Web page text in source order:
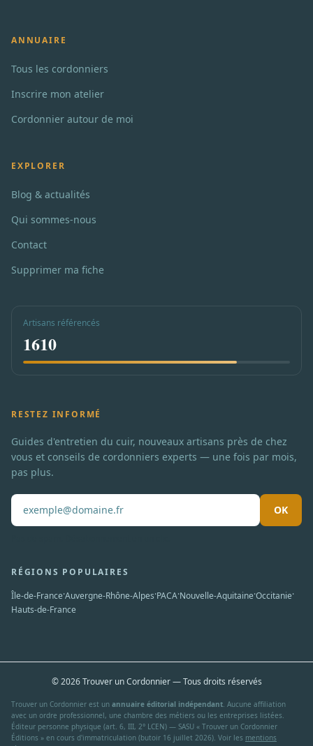
ANNUAIRE
Tous les cordonniers
Inscrire mon atelier
Cordonnier autour de moi
EXPLORER
Blog & actualités
Qui sommes-nous
Contact
Supprimer ma fiche
Artisans référencés
1610
RESTEZ INFORMÉ
Guides d'entretien du cuir, nouveaux artisans près de chez
vous et conseils de cordonniers experts — une fois par mois,
pas plus.
OK
RÉGIONS POPULAIRES
Île-de-France·Auvergne-Rhône-Alpes·PACA·Nouvelle-Aquitaine·Occitanie·
Hauts-de-France
© 2026 Trouver un Cordonnier — Tous droits réservés
Trouver un Cordonnier est un annuaire éditorial indépendant. Aucune affiliation
avec un ordre professionnel, une chambre des métiers ou les entreprises listées.
Éditeur personne physique (art. 6, III, 2° LCEN) — SASU « Trouver un Cordonnier
Éditions » en cours d'immatriculation (butoir 16 juillet 2026). Voir les mentions